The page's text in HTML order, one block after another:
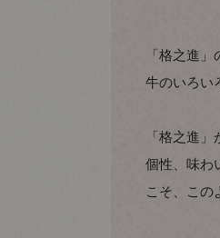
「格之進
牛のいろい
「格之進
個性、味わ
こそ、この